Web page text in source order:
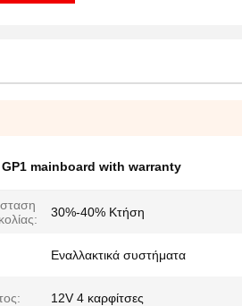
GP1 mainboard with warranty
30%-40% Κτήση
Εναλλακτικά συστήματα
12V 4 καρφίτσες